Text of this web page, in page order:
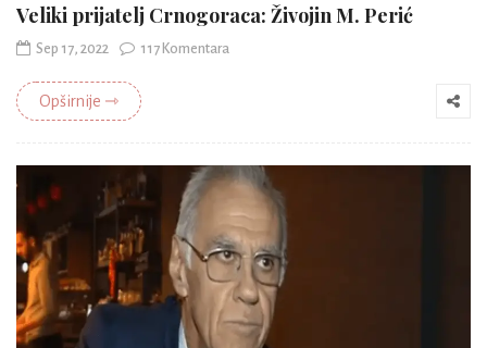
Veliki prijatelj Crnogoraca: Živojin M. Perić
Sep 17, 2022 117 Komentara
Opširnije ⇾